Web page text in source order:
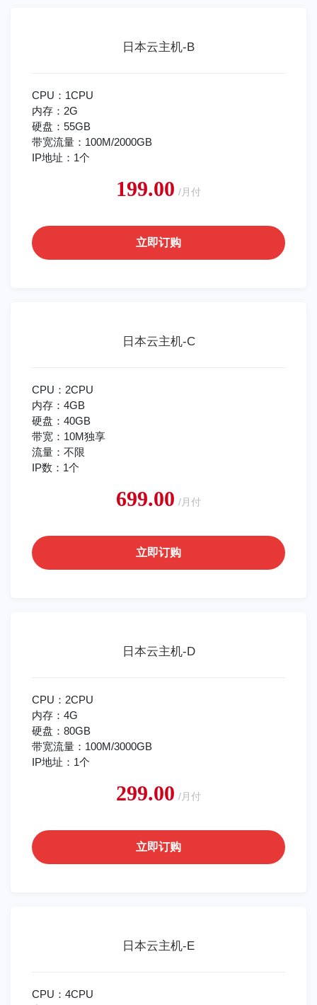
日本云主机-B
CPU：1CPU
内存：2G
硬盘：55GB
带宽流量：100M/2000GB
IP地址：1个
199.00 /月付
立即订购
日本云主机-C
CPU：2CPU
内存：4GB
硬盘：40GB
带宽：10M独享
流量：不限
IP数：1个
699.00 /月付
立即订购
日本云主机-D
CPU：2CPU
内存：4G
硬盘：80GB
带宽流量：100M/3000GB
IP地址：1个
299.00 /月付
立即订购
日本云主机-E
CPU：4CPU